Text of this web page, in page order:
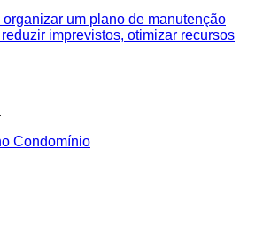
organizar um plano de manutenção
imprevistos, otimizar recursos